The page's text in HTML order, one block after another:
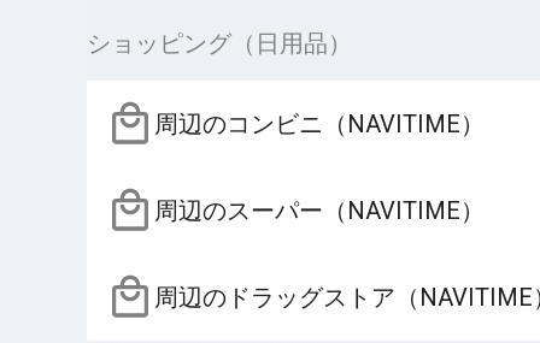
ショッピング（日用品）
周辺のコンビニ（NAVITIME）
周辺のスーパー（NAVITIME）
周辺のドラッグストア（NAVITIME